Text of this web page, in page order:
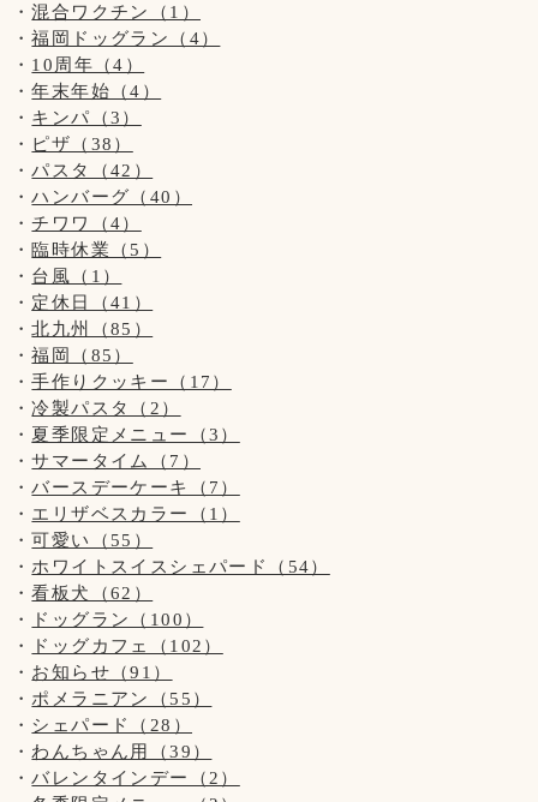
混合ワクチン（1）
福岡ドッグラン（4）
10周年（4）
年末年始（4）
キンパ（3）
ピザ（38）
パスタ（42）
ハンバーグ（40）
チワワ（4）
臨時休業（5）
台風（1）
定休日（41）
北九州（85）
福岡（85）
手作りクッキー（17）
冷製パスタ（2）
夏季限定メニュー（3）
サマータイム（7）
バースデーケーキ（7）
エリザベスカラー（1）
可愛い（55）
ホワイトスイスシェパード（54）
看板犬（62）
ドッグラン（100）
ドッグカフェ（102）
お知らせ（91）
ポメラニアン（55）
シェパード（28）
わんちゃん用（39）
バレンタインデー（2）